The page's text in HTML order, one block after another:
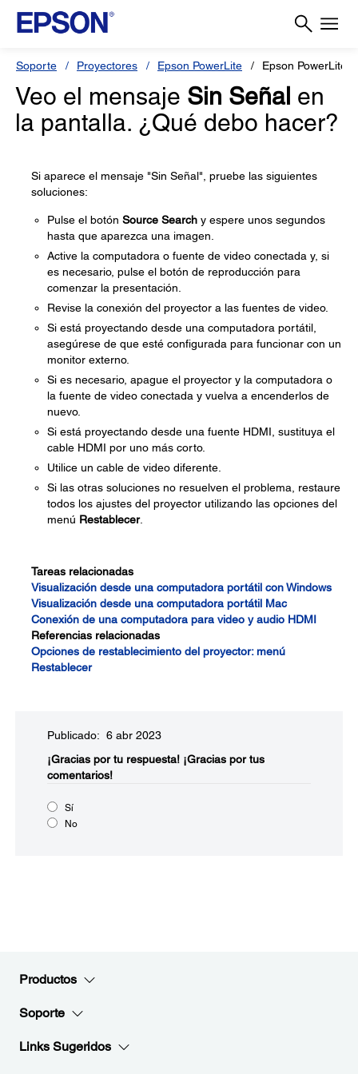
Soporte Proyectores Epson PowerLite Epson PowerLite
Veo el mensaje Sin Señal en
la pantalla. ¿Qué debo hacer?
Si aparece el mensaje "Sin Señal", pruebe las siguientes
soluciones:
Pulse el botón Source Search y espere unos segundos
hasta que aparezca una imagen.
Active la computadora o fuente de video conectada y, si
es necesario, pulse el botón de reproducción para
comenzar la presentación.
Revise la conexión del proyector a las fuentes de video.
Si está proyectando desde una computadora portátil,
asegúrese de que esté configurada para funcionar con un
monitor externo.
Si es necesario, apague el proyector y la computadora o
la fuente de video conectada y vuelva a encenderlos de
nuevo.
Si está proyectando desde una fuente HDMI, sustituya el
cable HDMI por uno más corto.
Utilice un cable de video diferente.
Si las otras soluciones no resuelven el problema, restaure
todos los ajustes del proyector utilizando las opciones del
menú Restablecer.
Tareas relacionadas
Visualización desde una computadora portátil con Windows
Visualización desde una computadora portátil Mac
Conexión de una computadora para video y audio HDMI
Referencias relacionadas
Opciones de restablecimiento del proyector: menú
Restablecer
Publicado: 6 abr 2023
¡Gracias por tu respuesta! ¡Gracias por tus
comentarios!
Sí
No
Productos
Soporte
Links Sugeridos